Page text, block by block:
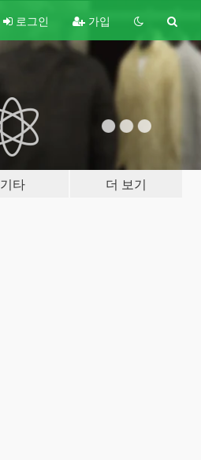
로그인 가입
기타 더 보기